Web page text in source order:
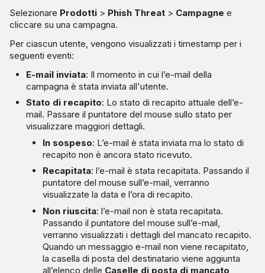
Selezionare Prodotti > Phish Threat > Campagne e
cliccare su una campagna.
Per ciascun utente, vengono visualizzati i timestamp per i
seguenti eventi:
E-mail inviata: Il momento in cui l’e-mail della
campagna è stata inviata all'utente.
Stato di recapito: Lo stato di recapito attuale dell’e-
mail. Passare il puntatore del mouse sullo stato per
visualizzare maggiori dettagli.
In sospeso: L’e-mail è stata inviata ma lo stato di
recapito non è ancora stato ricevuto.
Recapitata: l’e-mail è stata recapitata. Passando il
puntatore del mouse sull’e-mail, verranno
visualizzate la data e l’ora di recapito.
Non riuscita: l’e-mail non è stata recapitata.
Passando il puntatore del mouse sull’e-mail,
verranno visualizzati i dettagli del mancato recapito.
Quando un messaggio e-mail non viene recapitato,
la casella di posta del destinatario viene aggiunta
all’elenco delle Caselle di posta di mancato